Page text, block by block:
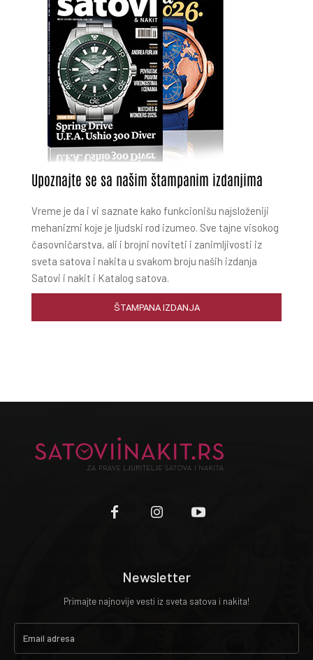
Upoznajte se sa našim štampanim izdanjima
Vreme je da i vi saznate kako funkcionišu najsloženiji
mehanizmi koje je ljudski rod izumeo. Sve tajne visokog
časovničarstva, ali i brojni noviteti i zanimljivosti iz
sveta satova i nakita u svakom broju naših izdanja
Satovi i nakit i Katalog satova.
ŠTAMPANA IZDANJA
Newsletter
Primajte najnovije vesti iz sveta satova i nakita!